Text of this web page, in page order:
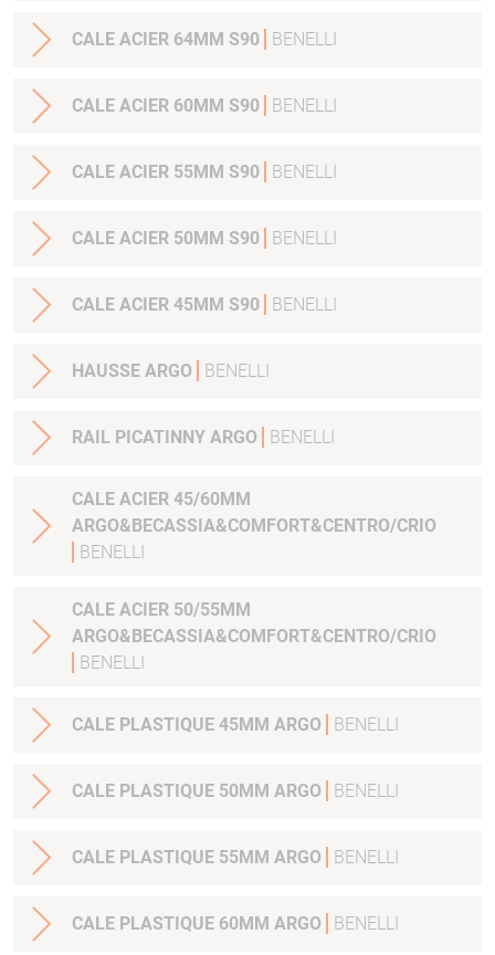
CALE ACIER 64MM S90 BENELLI
CALE ACIER 60MM S90 BENELLI
CALE ACIER 55MM S90 BENELLI
CALE ACIER 50MM S90 BENELLI
CALE ACIER 45MM S90 BENELLI
HAUSSE ARGO BENELLI
RAIL PICATINNY ARGO BENELLI
CALE ACIER 45/60MM
ARGO&BECASSIA&COMFORT&CENTRO/CRIO
BENELLI
CALE ACIER 50/55MM
ARGO&BECASSIA&COMFORT&CENTRO/CRIO
BENELLI
CALE PLASTIQUE 45MM ARGO BENELLI
CALE PLASTIQUE 50MM ARGO BENELLI
CALE PLASTIQUE 55MM ARGO BENELLI
CALE PLASTIQUE 60MM ARGO BENELLI